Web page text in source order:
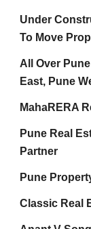
Under
To Move
All Over
East, Pune
MahaRERA
Pune Real
Partner
Pune
Classic Real